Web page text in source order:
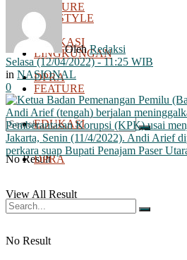
FEATURE
EDUKASI
DPRA
No Result
View All Result
LIFESTYLE
LINGKUNGAN
FEATURE
EDUKASI
DPRA
No Result
Oleh Redaksi
Selasa (12/04/2022) - 11:25 WIB
in NASIONAL
0